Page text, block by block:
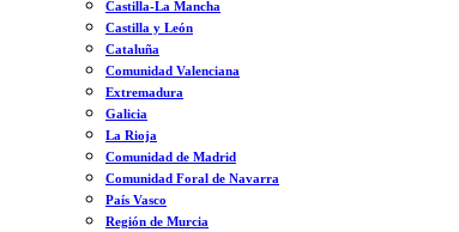
Castilla-La Mancha
Castilla y León
Cataluña
Comunidad Valenciana
Extremadura
Galicia
La Rioja
Comunidad de Madrid
Comunidad Foral de Navarra
País Vasco
Región de Murcia